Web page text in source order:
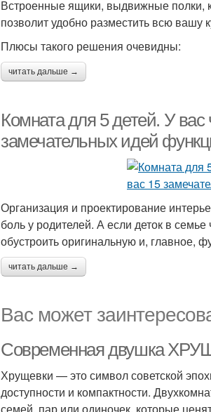
Встроенные ящики, выдвижные полки,
позволит удобно разместить всю вашу
Плюсы такого решения очевидны:
читать дальше →
Комната для 5 детей. У
замечательных идей
Организация и проектирование
боль у родителей. А если деток в
обустроить оригинальную и, главное,
читать дальше →
Вас может
Современная двушка
Хрущевки — это символ советской
доступности и компактности.